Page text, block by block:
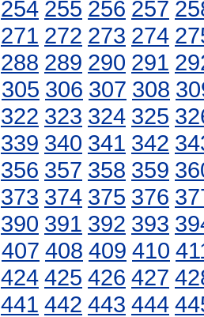
254 255 256 257
271 272 273 274
288 289 290 291
305 306 307 308
322 323 324 325
339 340 341 342
356 357 358 359
373 374 375 376
390 391 392 393
407 408 409 410
424 425 426 427
441 442 443 444